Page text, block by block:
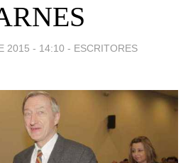
2015 - 14:10 - ESCRITORES